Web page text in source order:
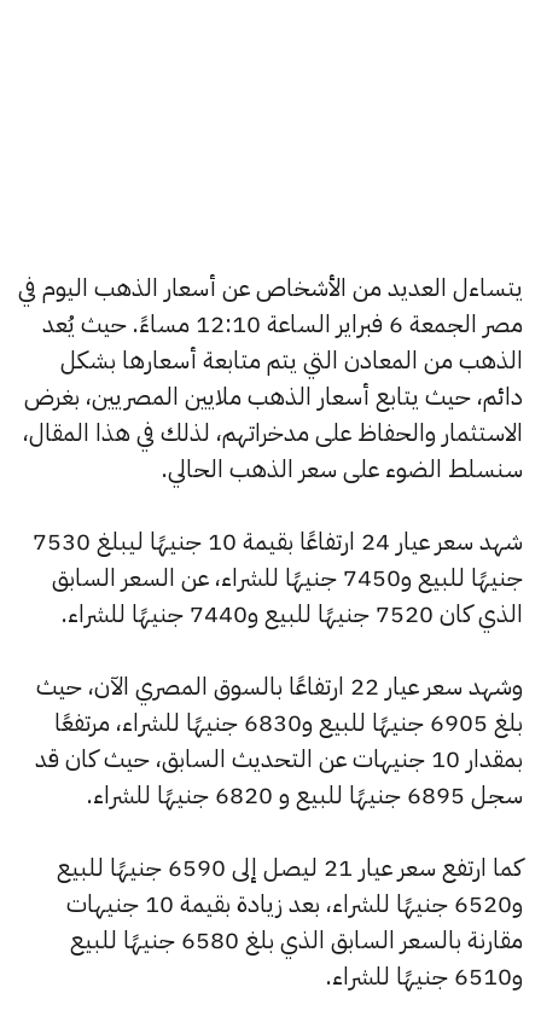
يتساءل العديد من الأشخاص عن أسعار الذهب اليوم في
مصر الجمعة 6 فبراير الساعة 12:10 مساءً. حيث يُعد
الذهب من المعادن التي يتم متابعة أسعارها بشكل
دائم، حيث يتابع أسعار الذهب ملايين المصريين، بغرض
الاستثمار والحفاظ على مدخراتهم، لذلك في هذا المقال،
سنسلط الضوء على سعر الذهب الحالي.
شهد سعر عيار 24 ارتفاعًا بقيمة 10 جنيهًا ليبلغ 7530
جنيهًا للبيع و7450 جنيهًا للشراء، عن السعر السابق
الذي كان 7520 جنيهًا للبيع و7440 جنيهًا للشراء.
وشهد سعر عيار 22 ارتفاعًا بالسوق المصري الآن، حيث
بلغ 6905 جنيهًا للبيع و6830 جنيهًا للشراء، مرتفعًا
بمقدار 10 جنيهات عن التحديث السابق، حيث كان قد
سجل 6895 جنيهًا للبيع و 6820 جنيهًا للشراء.
كما ارتفع سعر عيار 21 ليصل إلى 6590 جنيهًا للبيع
و6520 جنيهًا للشراء، بعد زيادة بقيمة 10 جنيهات
مقارنة بالسعر السابق الذي بلغ 6580 جنيهًا للبيع
و6510 جنيهًا للشراء.